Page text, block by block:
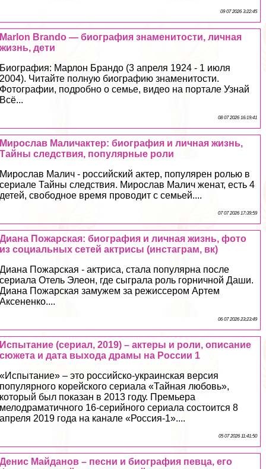
09 07 2026 3:22:45
Marlon Brando — биография знаменитости, личная
жизнь, дети
Биография: Марлон Брандо (3 апреля 1924 - 1 июля
2004). Читайте полную биографию знаменитости.
Фотографии, подробно о семье, видео на портале Узнай
Всё...
08 07 2026 16:19:41
Мирослав Маличактер: биография и личная жизнь,
Тайны следствия, популярные роли
Мирослав Малич - российский актер, популярен ролью в
сериале Тайны следствия. Мирослав Малич женат, есть 4
детей, свободное время проводит с семьей....
07 07 2026 17:39:59
Диана Пожарская: биография и личная жизнь, фото
из социальных сетей актрисы (инстаграм, вк)
Диана Пожарская - актриса, стала популярна после
сериала Отель Элеон, где сыграла роль горничной Даши.
Диана Пожарская замужем за режиссером Артем
Аксененко....
06 07 2026 23:23:49
Испытание (сериал, 2019) – актеры и роли, описание
сюжета и дата выхода драмы на России 1
«Испытание» – это российско-украинская версия
популярного корейского сериала «Тайная любовь»,
который был показан в 2013 году. Премьера
мелодраматичного 16-серийного сериала состоится 8
апреля 2019 года на канале «Россия-1»....
05 07 2026 11:41:50
Денис Майданов – песни и биография певца, его